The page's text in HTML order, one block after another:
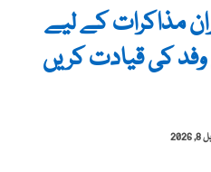
مذاکرات کے لیے
وفد کی قیادت کریں